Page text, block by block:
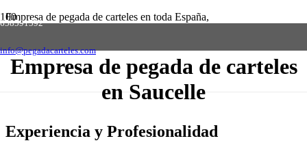
658591592
info@pegadacarteles.com
Empresa de pegada de carteles en toda España,
solicite presupuesto sin compromiso
Empresa de pegada de carteles
en Saucelle
Experiencia y Profesionalidad